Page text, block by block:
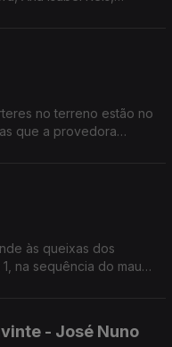
no terreno estão no
que a provedora
às queixas dos
na sequência do mau
- José Nuno